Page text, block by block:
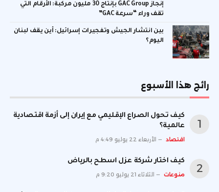
إنجاز GAC Group بإنتاج 30 مليون مركبة: الأرقام التي
تقف وراء “سرعة GAC”
بين انتشار الجيش وتفجيرات إسرائيل: أين يقف لبنان
اليوم؟
رائج هذا الأسبوع
كيف تحول الصراع الإقليمي مع إيران إلى أزمة اقتصادية
عالمية؟
اقتصاد الأربعاء 22 يوليو 4:49 م
كيف اختار شركة عزل اسطح بالرياض
منوعات الثلاثاء 21 يوليو 9:20 م